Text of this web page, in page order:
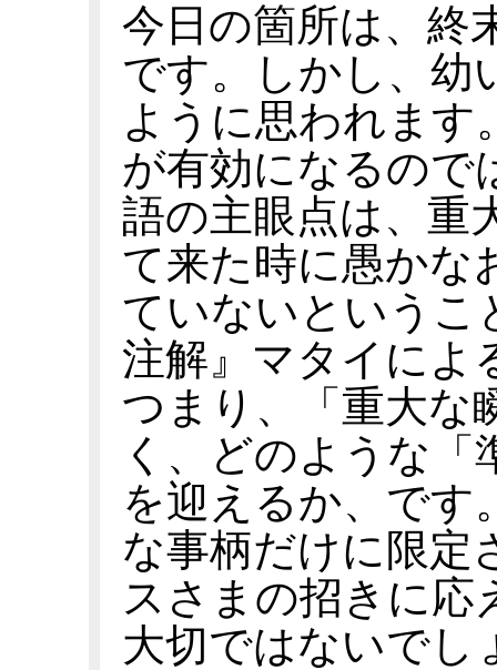
今日の箇所は、終
です。しかし、幼
ように思われます
が有効になるので
語の主眼点は、重
て来た時に愚かな
ていないというこ
注解』マタイによ
つまり、「重大な
く、どのような
を迎えるか、です
な事柄だけに限定
スさまの招きに応
大切ではないでし